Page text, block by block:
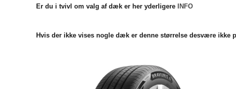
Er du i tvivl om valg af dæk er her yderligere INFO
Hvis der ikke vises nogle dæk er denne størrelse desvære ikke